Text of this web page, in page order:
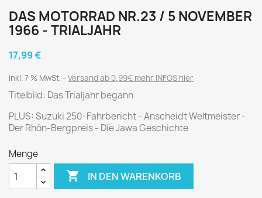
DAS MOTORRAD NR.23 / 5 NOVEMBER
1966 - TRIALJAHR
17,99 €
inkl. 7 % MwSt. Versand ab 0,99€ mehr INFOS hier
Titelbild: Das Trialjahr begann
PLUS: Suzuki 250-Fahrbericht - Anscheidt Weltmeister -
Der Rhön-Bergpreis - Die Jawa Geschichte
Menge
 IN DEN WARENKORB